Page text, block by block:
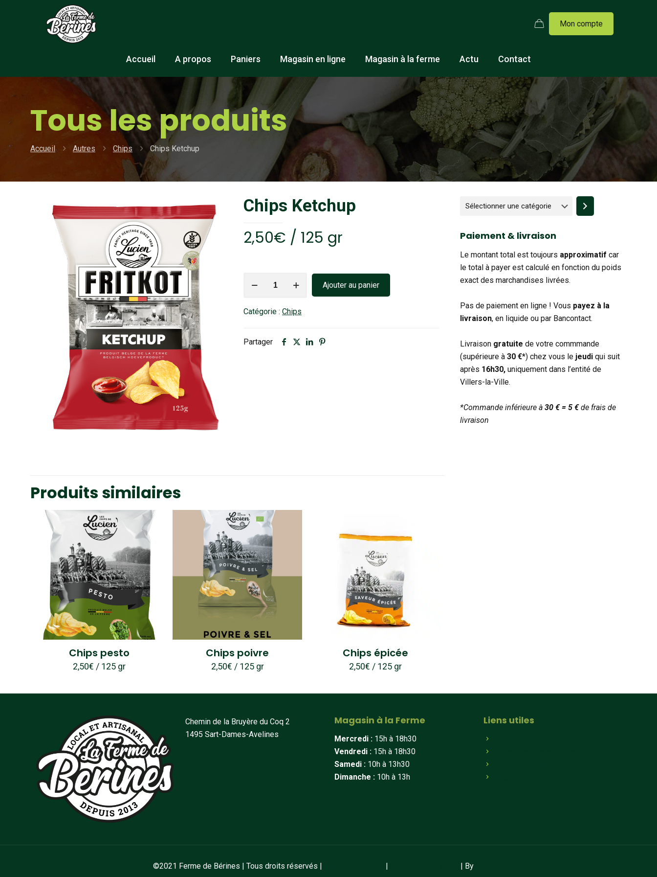
Mon compte
Accueil A propos Paniers Magasin en ligne Magasin à la ferme Actu Contact
Tous les produits
Accueil Autres Chips Chips Ketchup
Chips Ketchup
2,50€ / 125 gr
Ketchup
Ajouter au panier
Catégorie : Chips
Partager
Produits similaires
Chips pesto
2,50€ / 125 gr
Chips poivre
2,50€ / 125 gr
Chips épicée
2,50€ / 125 gr
Sélectionner
une
Paiement & livraison
Le montant total est toujours approximatif car
le total à payer est calculé en fonction du poids
exact des marchandises livrées.
Pas de paiement en ligne ! Vous payez à la
livraison, en liquide ou par Bancontact.
Livraison gratuite de votre commmande
(supérieure à 30 €*) chez vous le jeudi qui suit
après 16h30, uniquement dans l’entité de
Villers-la-Ville.
*Commande inférieure à 30 € = 5 €de frais de
livraison
Chemin de la Bruyère du Coq 2
1495 Sart-Dames-Avelines
Magasin à la Ferme
Mercredi : 15h à 18h30
Vendredi : 15h à 18h30
Samedi : 10h à 13h30
Dimanche : 10h à 13h
Liens utiles
©2021 Ferme de Bérines | Tous droits réservés | | | By